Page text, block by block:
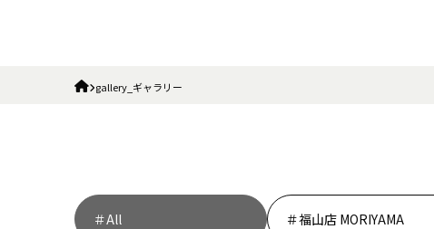
gallery_ギャラリー
All 福山店 MORIYAMA